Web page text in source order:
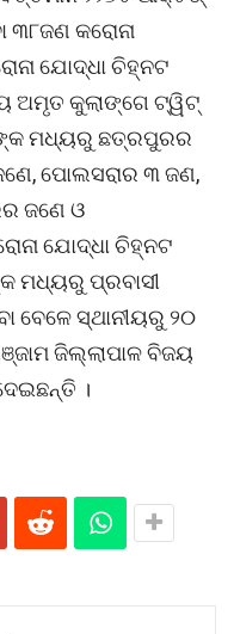
୩୮ଜଣ କରୋନା
ଯୋଦ୍ଧା ଚିହ୍ନଟ
ଅମୃତ କୁଲାଙ୍ଗେ ଟ୍ୱିଟ୍‌
ମଧ୍ୟରୁ ଛତ୍ରପୁରର
ପୋଲସରାର ୩ ଜଣ,
ଜଣେ ଓ
ଯୋଦ୍ଧା ଚିହ୍ନଟ
ମଧ୍ୟରୁ ପ୍ରବାସୀ
ବେଳେ ସ୍ଥାନୀୟରୁ ୨୦
ଜିଲ୍ଲାପାଳ ବିଜୟ
।